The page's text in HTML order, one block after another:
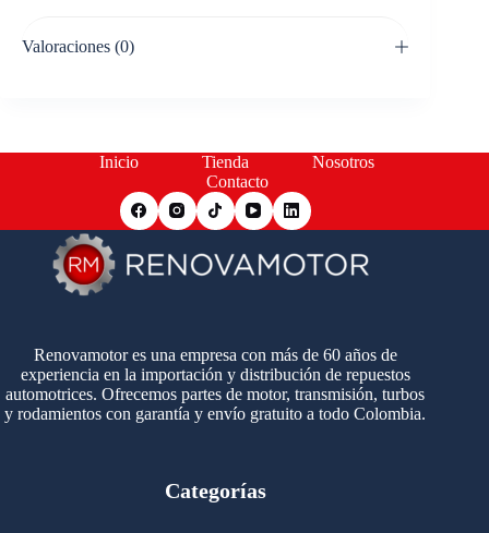
Valoraciones (0)
Inicio Tienda
Nosotros
Contacto
Renovamotor es una empresa con más de 60 años de
experiencia en la importación y distribución de repuestos
automotrices. Ofrecemos partes de motor, transmisión, turbos
y rodamientos con garantía y envío gratuito a todo Colombia.
Categorías